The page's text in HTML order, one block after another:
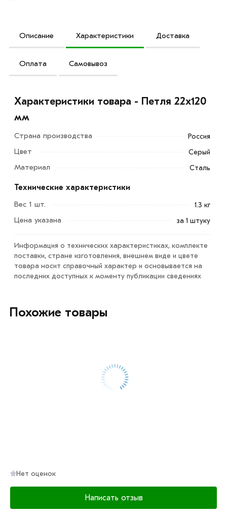
Описание Характеристики Доставка
Оплата Самовывоз
Петля 22х120 мм представляет собой приспособление
Для приобретения данной позиции, кликните мышкой
профессиональные менеджеры обработают заказ и
свяжутся с Вами для согласования условий доставки
Характеристики товара - Петля 22х120
мм
Страна производства Россия
Цвет Серый
Материал Сталь
Технические характеристики
Вес 1 шт.
1.3 кг
Цена указана за 1 штуку
Информация о технических характеристиках, комплекте
поставки, стране изготовления, внешнем виде и цвете
товара носит справочный характер и основывается на
последних доступных к моменту публикации сведениях
Похожие товары
Нет оценок
Написать отзыв